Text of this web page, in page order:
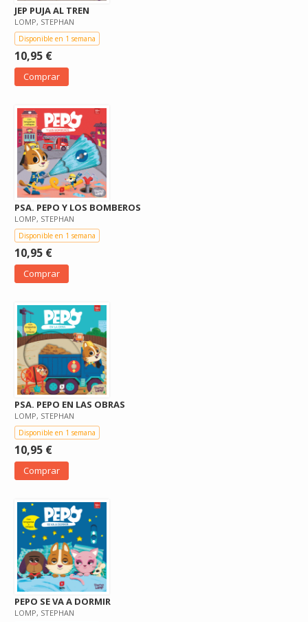
JEP PUJA AL TREN
LOMP, STEPHAN
Disponible en 1 semana
10,95 €
Comprar
PSA. PEPO Y LOS BOMBEROS
LOMP, STEPHAN
Disponible en 1 semana
10,95 €
Comprar
PSA. PEPO EN LAS OBRAS
LOMP, STEPHAN
Disponible en 1 semana
10,95 €
Comprar
PEPO SE VA A DORMIR
LOMP, STEPHAN